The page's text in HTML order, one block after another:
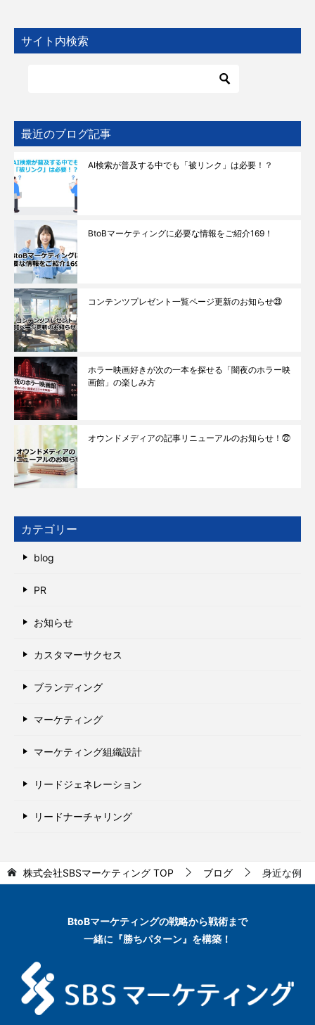
サイト内検索
最近のブログ記事
AI検索が普及する中でも「被リンク」は必要！？
BtoBマーケティングに必要な情報をご紹介169！
コンテンツプレゼント一覧ページ更新のお知らせ㉓
ホラー映画好きが次の一本を探せる「闇夜のホラー映
画館」の楽しみ方
オウンドメディアの記事リニューアルのお知らせ！㉒
カテゴリー
blog
PR
お知らせ
カスタマーサクセス
ブランディング
マーケティング
マーケティング組織設計
リードジェネレーション
リードナーチャリング
株式会社SBSマーケティング TOP ブログ 身近な例
BtoBマーケティングの戦略から戦術まで
一緒に『勝ちパターン』を構築！